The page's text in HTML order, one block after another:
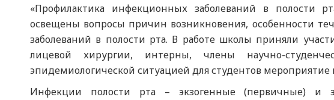
«Профилактика инфекционных заболеваний в полости
освещены вопросы причин возникновения, особенности
заболеваний в полости рта. В работе школы приняли
лицевой хирургии, интерны, члены научно-
эпидемиологической ситуацией для студентов
Инфекции полости рта – экзогенные (первичные) и